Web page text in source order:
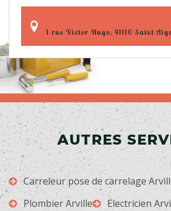
1 rue Victor Hugo, 41110 Saint
AUTRES
Carreleur pose de carrelage
Plombier Arville
Electricien